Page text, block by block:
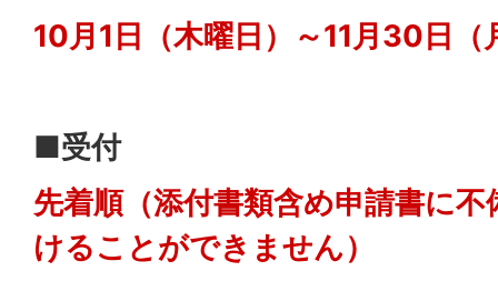
10月1日（木曜日）～11月30日（
■受付
先着順（添付書類含め申請書に
けることができません）